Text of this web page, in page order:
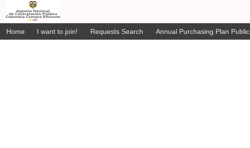
Home I want to join! Requests Search Annual Purchasing Plan Public